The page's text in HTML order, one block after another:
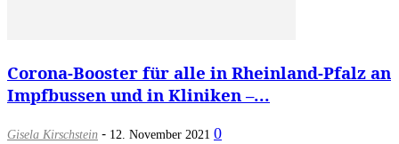
Corona-Booster für alle in Rheinland-Pfalz an
Impfbussen und in Kliniken –...
Gisela Kirschstein - 12. November 2021 0